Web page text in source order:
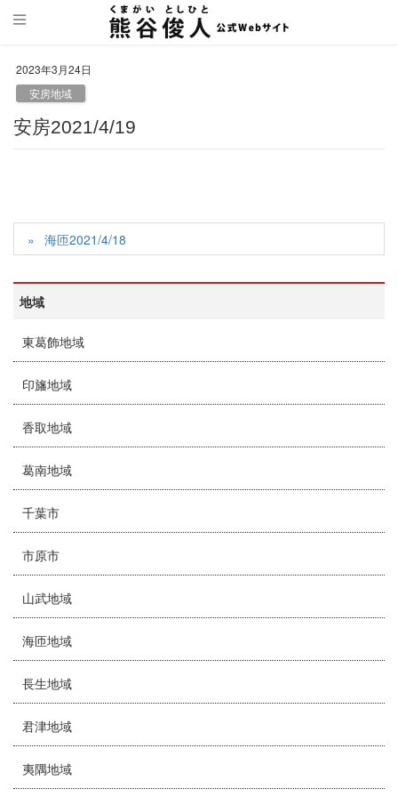
2023年3月24日
安房地域
安房2021/4/19
海匝2021/4/18
地域
東葛飾地域
印旛地域
香取地域
葛南地域
千葉市
市原市
山武地域
海匝地域
長生地域
君津地域
夷隅地域